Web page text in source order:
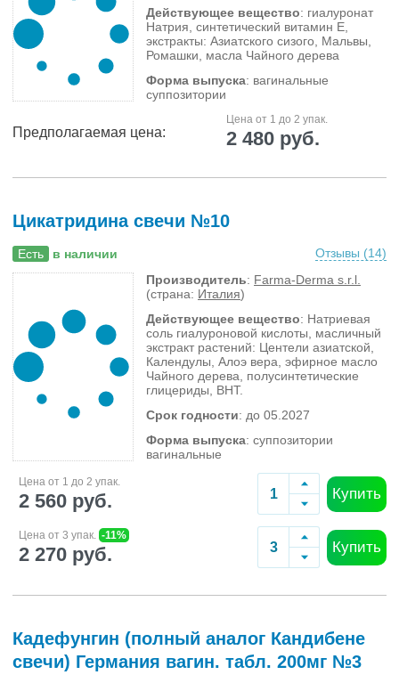
Действующее вещество: гиалуронат
Натрия, синтетический витамин Е,
экстракты: Азиатского сизого, Мальвы,
Ромашки, масла Чайного дерева
Форма выпуска: вагинальные
суппозитории
Предполагаемая цена:
Цена от 1 до 2 упак.
2 480 руб.
Цикатридина свечи №10
Есть в наличии Отзывы (14)
Производитель: Farma-Derma s.r.l.
(страна: Италия)
Действующее вещество: Натриевая
соль гиалуроновой кислоты, масличный
экстракт растений: Центели азиатской,
Календулы, Алоэ вера, эфирное масло
Чайного дерева, полусинтетические
глицериды, BHT.
Срок годности: до 05.2027
Форма выпуска: суппозитории
вагинальные
Цена от 1 до 2 упак.
2 560 руб. Купить
Цена от 3 упак. -11%
2 270 руб. Купить
Кадефунгин (полный аналог Кандибене
свечи) Германия вагин. табл. 200мг №3